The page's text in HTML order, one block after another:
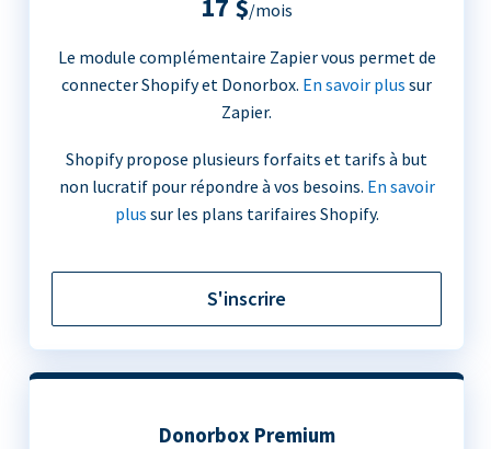
17 $/mois
Le module complémentaire Zapier vous permet de
connecter Shopify et Donorbox. En savoir plus sur
Zapier.
Shopify propose plusieurs forfaits et tarifs à but
non lucratif pour répondre à vos besoins. En savoir
plus sur les plans tarifaires Shopify.
S'inscrire
Donorbox Premium